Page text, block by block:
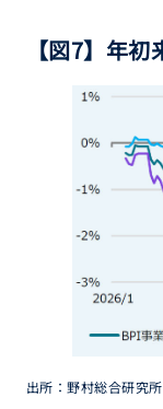
【図7】年
出所：野村総合研究